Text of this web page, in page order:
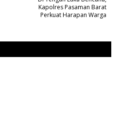
Kapolres Pasaman Barat
Perkuat Harapan Warga